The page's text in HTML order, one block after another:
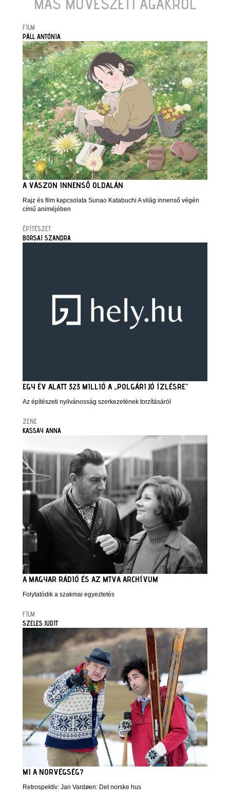
FILM
PÁLL ANTÓNIA
A VÁSZON INNENSŐ OLDALÁN
Rajz és film kapcsolata Sunao Katabuchi A világ innenső végén
című animéjében
ÉPÍTÉSZET
BORSAI SZANDRA
EGY ÉV ALATT 323 MILLIÓ A „POLGÁRI JÓ ÍZLÉSRE”
Az építészeti nyilvánosság szerkezetének torzításáról
ZENE
KASSAY ANNA
A MAGYAR RÁDIÓ ÉS AZ MTVA ARCHÍVUM
Folytatódik a szakmai egyeztetés
FILM
SZELES JUDIT
MI A NORVÉGSÉG?
Retrospektív: Jan Vardøen: Det norske hus